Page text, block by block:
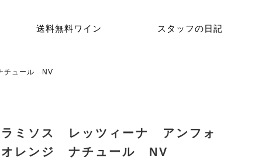
送料無料ワイン スタッフの日記
チュール NV
ラミソス レッツィーナ アンフォ
レンジ ナチュール NV